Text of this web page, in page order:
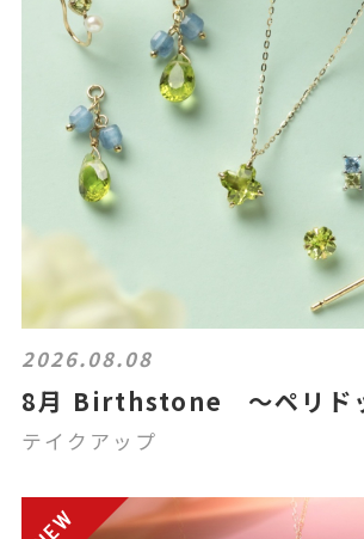
2026.08.08
8月 Birthstone ～ペリド
テイクアップ